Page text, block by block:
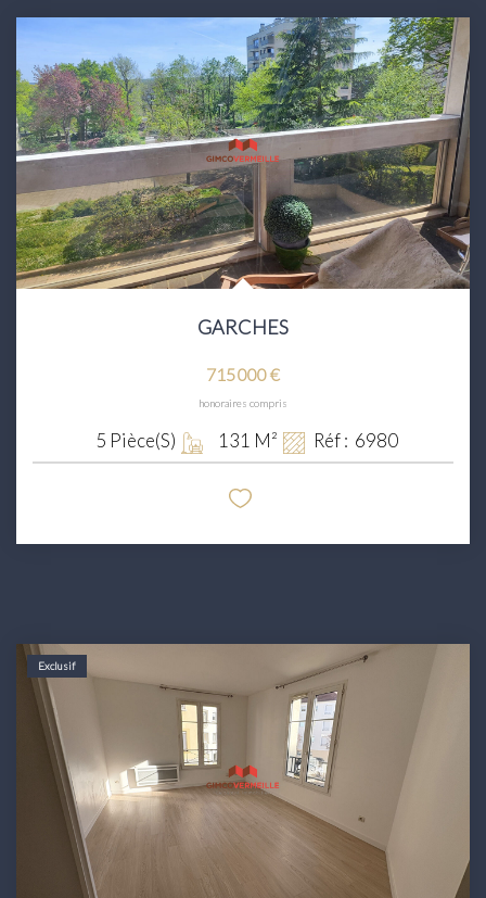
GARCHES
715 000 €
honoraires compris
5 Pièce(s) 131 M² Réf : 6980
Exclusif